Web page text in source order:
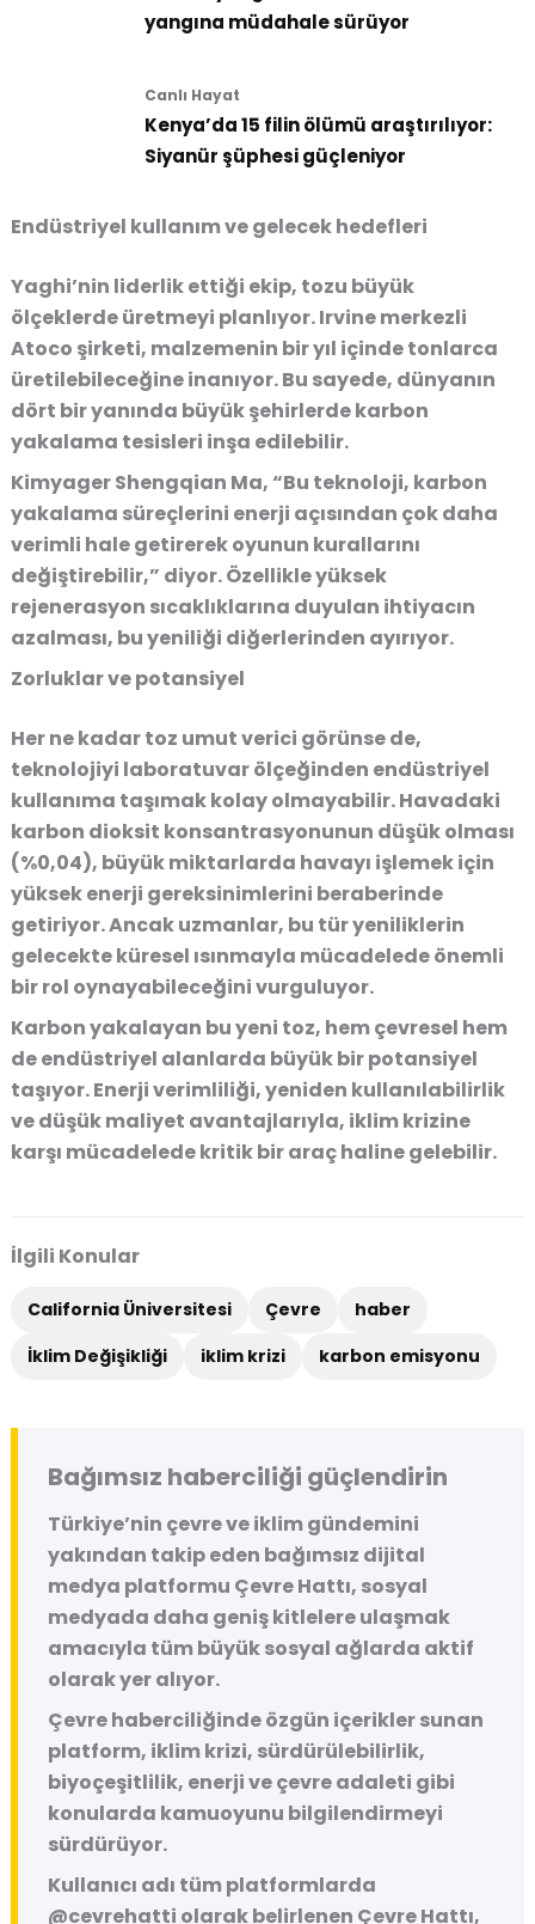
yangına müdahale sürüyor
Canlı Hayat
Kenya’da 15 filin ölümü araştırılıyor:
Siyanür şüphesi güçleniyor
Endüstriyel kullanım ve gelecek hedefleri
Yaghi’nin liderlik ettiği ekip, tozu büyük
ölçeklerde üretmeyi planlıyor. Irvine merkezli
Atoco şirketi, malzemenin bir yıl içinde tonlarca
üretilebileceğine inanıyor. Bu sayede, dünyanın
dört bir yanında büyük şehirlerde karbon
yakalama tesisleri inşa edilebilir.
Kimyager Shengqian Ma, “Bu teknoloji, karbon
yakalama süreçlerini enerji açısından çok daha
verimli hale getirerek oyunun kurallarını
değiştirebilir,” diyor. Özellikle yüksek
rejenerasyon sıcaklıklarına duyulan ihtiyacın
azalması, bu yeniliği diğerlerinden ayırıyor.
Zorluklar ve potansiyel
Her ne kadar toz umut verici görünse de,
teknolojiyi laboratuvar ölçeğinden endüstriyel
kullanıma taşımak kolay olmayabilir. Havadaki
karbon dioksit konsantrasyonunun düşük olması
(%0,04), büyük miktarlarda havayı işlemek için
yüksek enerji gereksinimlerini beraberinde
getiriyor. Ancak uzmanlar, bu tür yeniliklerin
gelecekte küresel ısınmayla mücadelede önemli
bir rol oynayabileceğini vurguluyor.
Karbon yakalayan bu yeni toz, hem çevresel hem
de endüstriyel alanlarda büyük bir potansiyel
taşıyor. Enerji verimliliği, yeniden kullanılabilirlik
ve düşük maliyet avantajlarıyla, iklim krizine
karşı mücadelede kritik bir araç haline gelebilir.
İlgili Konular
California Üniversitesi Çevre
haber
İklim Değişikliği
iklim krizi karbon emisyonu
Bağımsız haberciliği güçlendirin
Türkiye’nin çevre ve iklim gündemini
yakından takip eden bağımsız dijital
medya platformu Çevre Hattı, sosyal
medyada daha geniş kitlelere ulaşmak
amacıyla tüm büyük sosyal ağlarda aktif
olarak yer alıyor.
Çevre haberciliğinde özgün içerikler sunan
platform, iklim krizi, sürdürülebilirlik,
biyoçeşitlilik, enerji ve çevre adaleti gibi
konularda kamuoyunu bilgilendirmeyi
sürdürüyor.
Kullanıcı adı tüm platformlarda
@cevrehatti olarak belirlenen Çevre Hattı,